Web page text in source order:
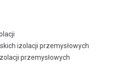
izolacji przemysłowych
przemysłowych